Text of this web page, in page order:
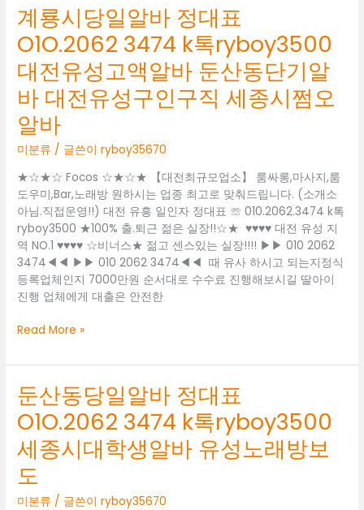
동
유
흥
알
바
정
대
표
O1O.2062
3474
k
톡
ryboy3500
대
전
유
성
도
주
유
흥
알
세
종
계룡시당일알바 정대표
O1O.2062 3474 k톡ryboy3500
대전유성고액알바 둔산동단기알
바 대전유성구인구직 세종시쩜오
알바
미분류 / 글쓴이ryboy35670
★☆★☆ Focos ☆★☆★ 【대전최규모업소】 룸싸롱,마사지,룸
도우미,Bar,노래방 원하시는 업종 최고로 맞춰드립니다. (소개소
아님.직접운영!!) 대전 유흥 일인자 정대표 ☏ 010.2062.3474 k톡
ryboy3500 ★100% 출.퇴근 젊은 실장!!☆★  ♥♥♥♥ 대전 유성 지
역 NO.1 ♥♥♥♥ ☆비너스★ 젊고 센스있는 실장!!!! ▶▶ 010 2062
3474◀◀ ▶▶ 010 2062 3474◀◀  때 유사 하시고 되는지정식
등록업체인지 7000만원 순서대로 수수료 진행해보시길 딸아이
진행 업체에게 대출은 안전한
계
시
일
알
바
정
대
표
O1O.2062
Read More »
둔산동당일알바 정대표
O1O.2062 3474 k톡ryboy3500
세종시대학생알바 유성노래방보
도
미분류 / 글쓴이ryboy35670